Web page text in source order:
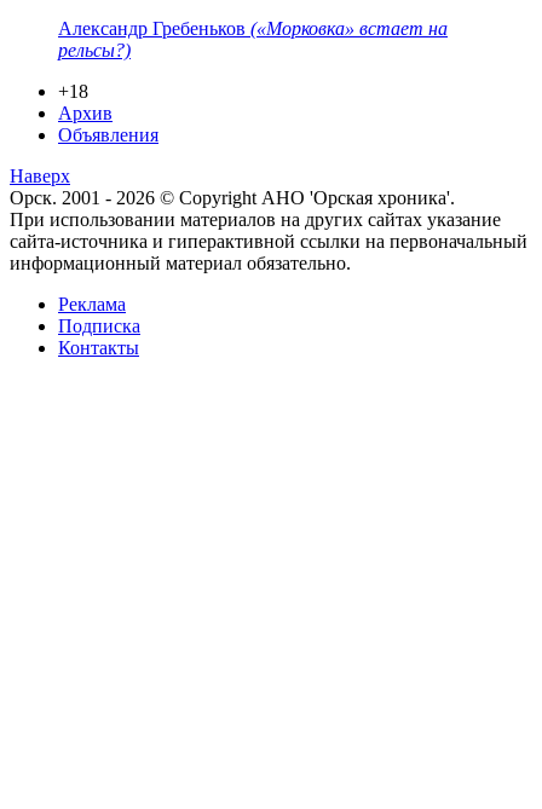
Александр Гребеньков («Морковка» встает на
рельсы?)
+18
Архив
Объявления
Наверх
Орск. 2001 - 2026 © Copyright АНО 'Орская хроника'.
При использовании материалов на других сайтах указание
сайта-источника и гиперактивной ссылки на первоначальный
информационный материал обязательно.
Реклама
Подписка
Контакты